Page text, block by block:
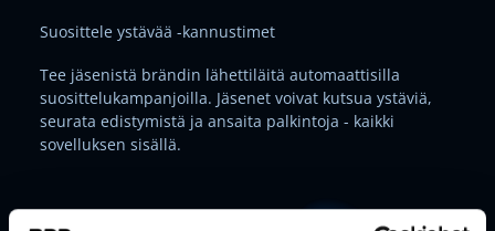
Suosittele ystävää -kannustimet
Tee jäsenistä brändin lähettiläitä automaattisilla
suosittelukampanjoilla. Jäsenet voivat kutsua ystäviä,
seurata edistymistä ja ansaita palkintoja - kaikki
sovelluksen sisällä.